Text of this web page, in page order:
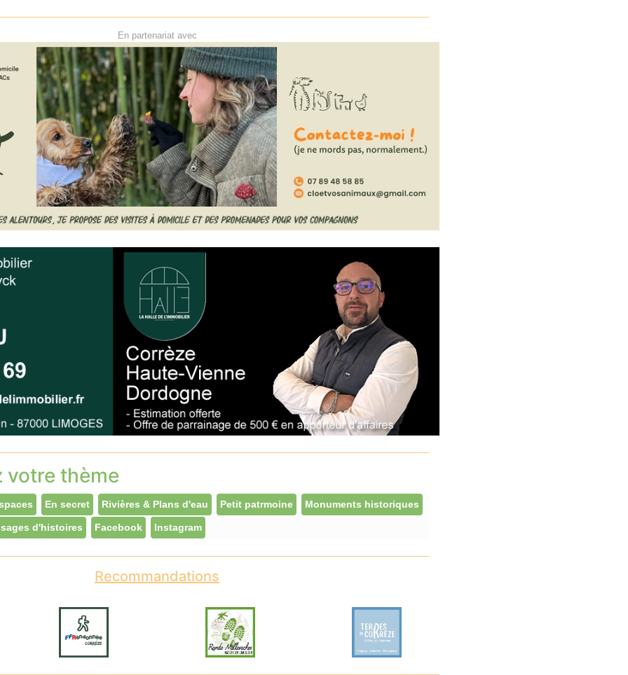
En partenariat avec
votre thème
En secret Rivières & Plans d'eau Petit patrmoine Monuments historiques
d'histoires Facebook Instagram
Recommandations